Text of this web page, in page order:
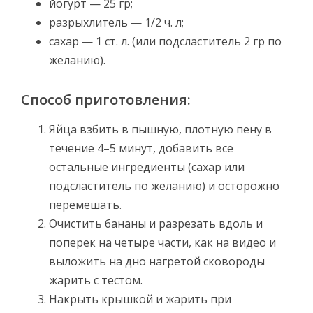
йогурт — 25 гр;
разрыхлитель — 1/2 ч. л;
сахар — 1 ст. л. (или подсластитель 2 гр по
желанию).
Способ приготовления:
Яйца взбить в пышную, плотную пену в
течение 4–5 минут, добавить все
остальные ингредиенты (сахар или
подсластитель по желанию) и осторожно
перемешать.
Очистить бананы и разрезать вдоль и
поперек на четыре части, как на видео и
выложить на дно нагретой сковороды
жарить с тестом.
Накрыть крышкой и жарить при